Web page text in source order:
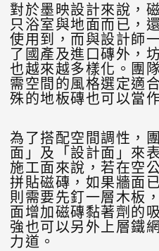
對於墨映設計來說，
只浴室與地面而已，
使用到，而與設計師
了國產及進口磚外，
也越來越多樣化。團
需空間的風格選定適
殊的地板磚也可以當
為了搭配空間調性，
面」及「設計面」來
施工面來說，若在空
拼貼磁磚，如果牆面
則需要先釘一層木板
面增加磁磚黏著劑的
強也可以另外上層鐵
力道。